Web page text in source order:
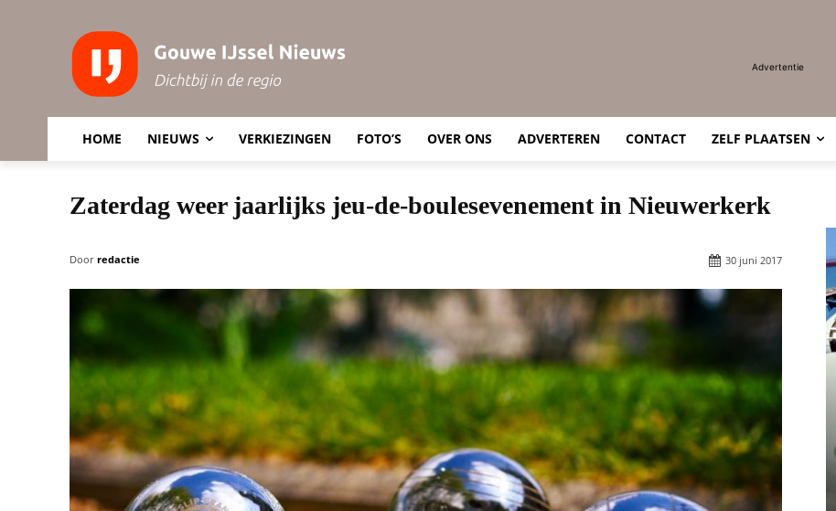
Advertentie
HOME NIEUWS VERKIEZINGEN FOTO’S OVER ONS ADVERTEREN CONTACT ZELF PLAATSEN
Zaterdag weer jaarlijks jeu-de-boulesevenement in Nieuwerkerk
Door redactie 30 juni 2017